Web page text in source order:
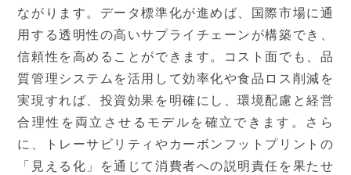
ながります。データ標準化が進めば、国際市場に通
用する透明性の高いサプライチェーンが構築でき、
信頼性を高めることができます。コスト面でも、品
質管理システムを活用して効率化や食品ロス削減を
実現すれば、投資効果を明確にし、環境配慮と経営
合理性を両立させるモデルを確立できます。さら
に、トレーサビリティやカーボンフットプリントの
「見える化」を通じて消費者への説明責任を果たせ